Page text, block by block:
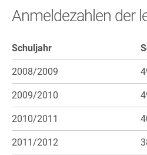
Anmeldezahlen der
Schuljahr
2008/2009
2009/2010
2010/2011
2011/2012